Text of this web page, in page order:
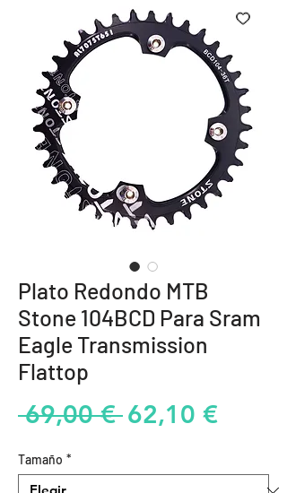
Plato Redondo MTB
Stone 104BCD Para Sram
Eagle Transmission
Flattop
69,00 € Precio
62,10 €Precio
oferta
Tamaño *